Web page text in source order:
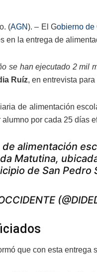
(AGN). – El Gobierno de
en la entrega de
se han ejecutado 2 mil
Ruíz, en entrevista
de alimentación
por cada 25 días
alimentación
Matutina,
de San Pedro
que con esta